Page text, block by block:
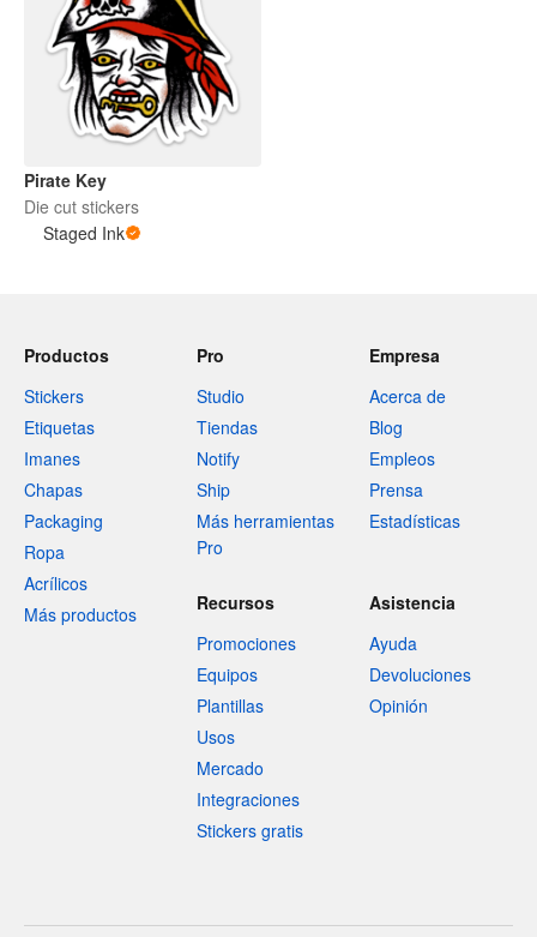
Pirate Key
Die cut stickers
Staged Ink
Productos
Stickers
Etiquetas
Imanes
Chapas
Packaging
Ropa
Acrílicos
Más productos
Pro
Studio
Tiendas
Notify
Ship
Más herramientas
Pro
Empresa
Acerca de
Blog
Empleos
Prensa
Estadísticas
Recursos
Promociones
Equipos
Plantillas
Usos
Mercado
Integraciones
Stickers gratis
Asistencia
Ayuda
Devoluciones
Opinión